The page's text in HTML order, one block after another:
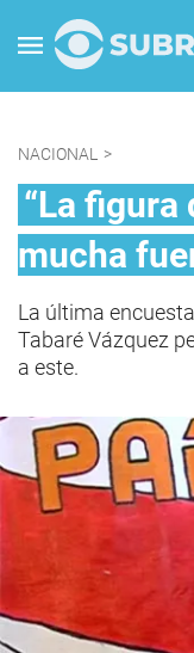
NACIONAL >
“La figura
mucha
La última
Tabaré Vázquez
a este.